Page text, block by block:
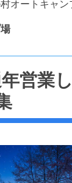
オートキャン
営業